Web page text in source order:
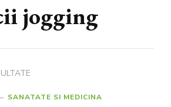
jogging
SANATATE SI MEDICINA